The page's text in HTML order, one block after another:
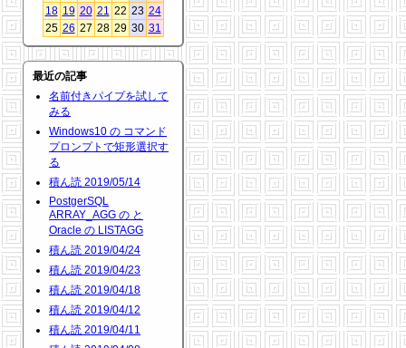
18 19 20 21 22 23 24
25 26 27 28 29 30 31
最近の記事
名前付きパイプを試して
みる
Windows10 の コマンド
プロンプトで矩形選択す
る
積ん読 2019/05/14
PostgerSQL
ARRAY_AGG の と
Oracle の LISTAGG
積ん読 2019/04/24
積ん読 2019/04/23
積ん読 2019/04/18
積ん読 2019/04/12
積ん読 2019/04/11